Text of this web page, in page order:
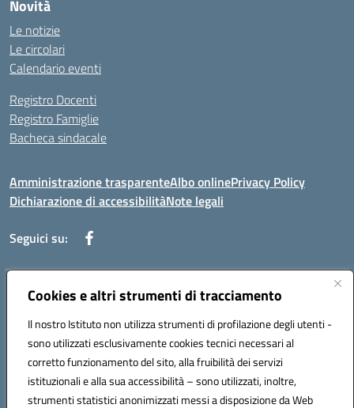
Cookies e altri strumenti di tracciamento
Il nostro Istituto non utilizza strumenti di profilazione degli utenti -
sono utilizzati esclusivamente cookies tecnici necessari al
corretto funzionamento del sito, alla fruibilità dei servizi
istituzionali e alla sua accessibilità – sono utilizzati, inoltre,
strumenti statistici anonimizzati messi a disposizione da Web
Novità
Le notizie
Le circolari
Calendario eventi
Registro Docenti
Registro Famiglie
Bacheca sindacale
Amministrazione trasparenteAlbo onlinePrivacy Policy
Dichiarazione di accessibilitàNote legali
Seguici su:
Indirizzo:Via di Valle Zampea 2, 00036 Palestrina
Posta elettronica certificata (PEC):rmic8dr00r@pec.istruzione.it
Codice fiscale: 93021380584
Codice meccanografico: RMIC8DR00R